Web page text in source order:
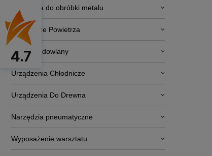
Narzędzia do obróbki metalu
Osuszacze Powietrza
Sprzęt budowlany
Urządzenia Chłodnicze
Urządzenia Do Drewna
Narzędzia pneumatyczne
Wyposażenie warsztatu
4.7